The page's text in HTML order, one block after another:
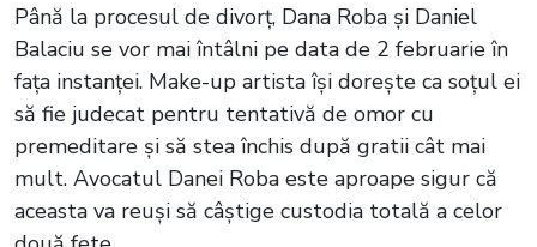
Până la procesul de divorț, Dana Roba și Daniel
Balaciu se vor mai întâlni pe data de 2 februarie în
fața instanței. Make-up artista își dorește ca soțul ei
să fie judecat pentru tentativă de omor cu
premeditare și să stea închis după gratii cât mai
mult. Avocatul Danei Roba este aproape sigur că
aceasta va reuși să câștige custodia totală a celor